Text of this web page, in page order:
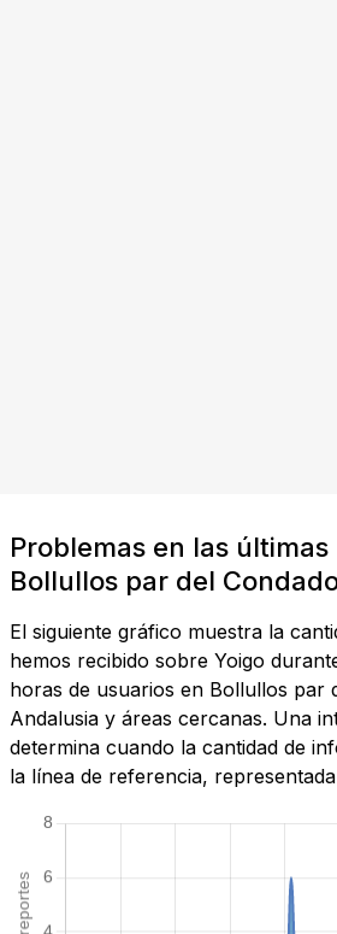
Problemas en las
Bollullos par del
El siguiente gráfico muestra la
hemos recibido sobre Yoigo
horas de usuarios en Bollullos par
Andalusia y áreas cercanas. Una
determina cuando la cantidad de
la línea de referencia,